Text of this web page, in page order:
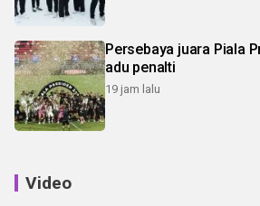
Persebaya juara Piala
adu penalti
19 jam lalu
Video